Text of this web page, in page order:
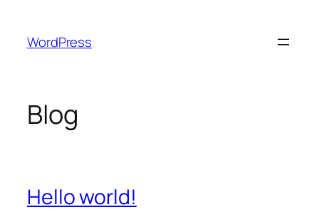
contenu
WordPress
Blog
Hello world!